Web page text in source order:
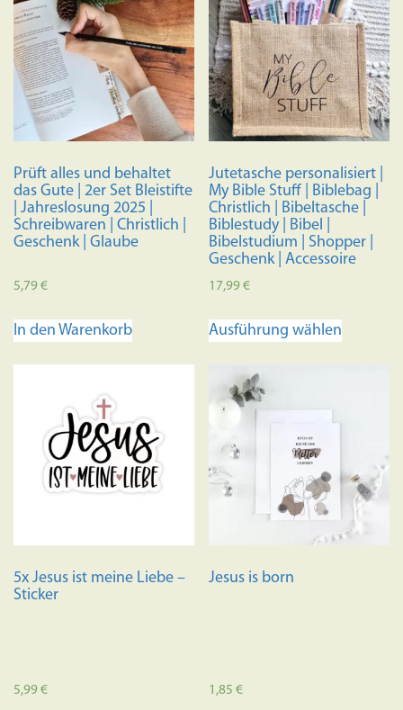
auf.
Die
können
auf
der
gewählt
werden
Prüft alles und behaltet
das Gute | 2er Set Bleistifte
| Jahreslosung 2025 |
Schreibwaren | Christlich |
Geschenk | Glaube
5,79€
In den Warenkorb
Jutetasche personalisiert |
My Bible Stuff | Biblebag |
Christlich | Bibeltasche |
Biblestudy | Bibel |
Bibelstudium | Shopper |
Geschenk | Accessoire
17,99€
Ausführung wählen
können
auf
der
5x Jesus ist meine Liebe –
Sticker
5,99€
Jesus is born
1,85€